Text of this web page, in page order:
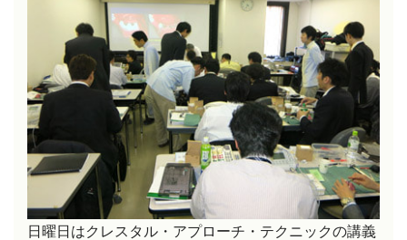
日曜日はクレスタル・アプローチ・テクニックの講義